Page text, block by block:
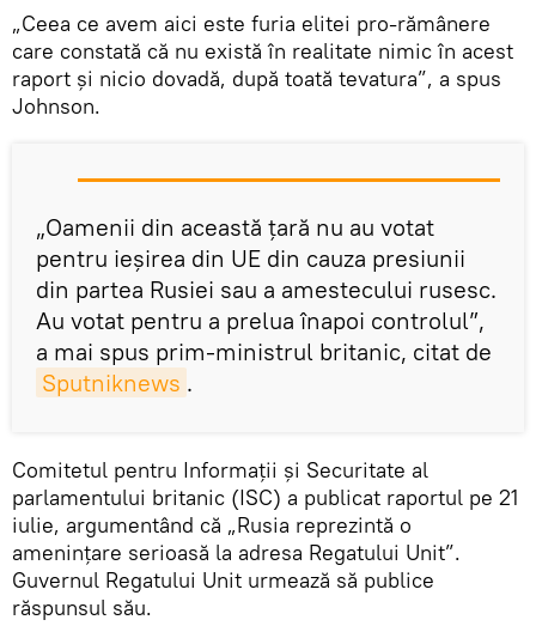
„Ceea ce avem aici este furia elitei pro-rămânere
care constată că nu există în realitate nimic în acest
raport și nicio dovadă, după toată tevatura”, a spus
Johnson.
„Oamenii din această țară nu au votat
pentru ieşirea din UE din cauza presiunii
din partea Rusiei sau a amestecului rusesc.
Au votat pentru a prelua înapoi controlul”,
a mai spus prim-ministrul britanic, citat de
Sputniknews .
Comitetul pentru Informații și Securitate al
parlamentului britanic (ISC) a publicat raportul pe 21
iulie, argumentând că „Rusia reprezintă o
amenințare serioasă la adresa Regatului Unit”.
Guvernul Regatului Unit urmează să publice
răspunsul său.